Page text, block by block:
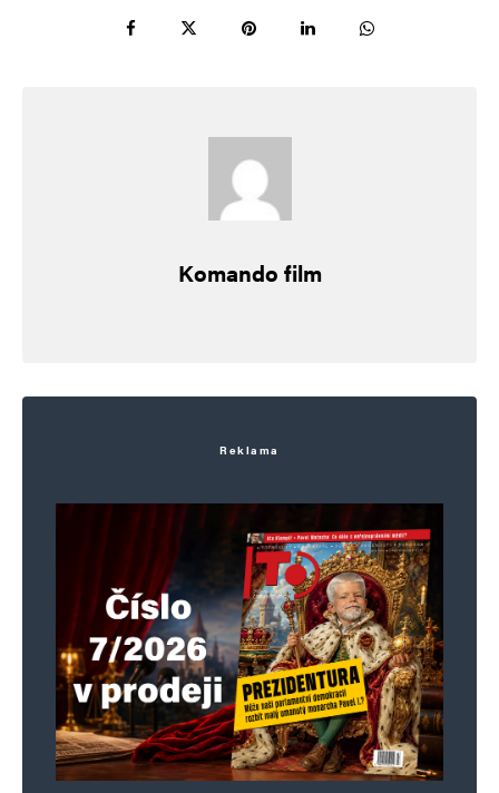
Komando film
Reklama